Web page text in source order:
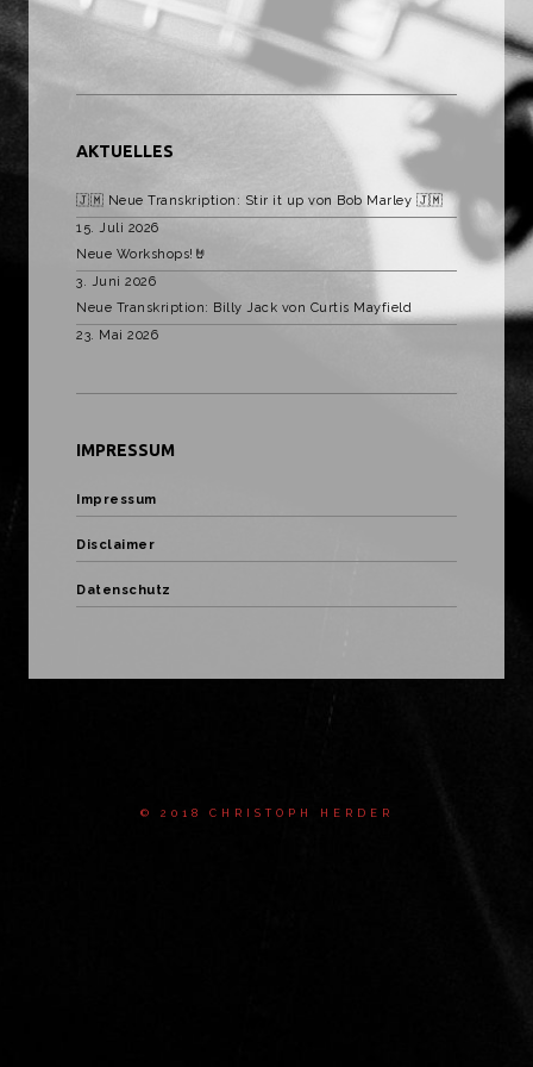
AKTUELLES
🇯🇲 Neue Transkription: Stir it up von Bob Marley 🇯🇲
15. Juli 2026
Neue Workshops!🤘
3. Juni 2026
Neue Transkription: Billy Jack von Curtis Mayfield
23. Mai 2026
IMPRESSUM
Impressum
Disclaimer
Datenschutz
© 2018 CHRISTOPH HERDER